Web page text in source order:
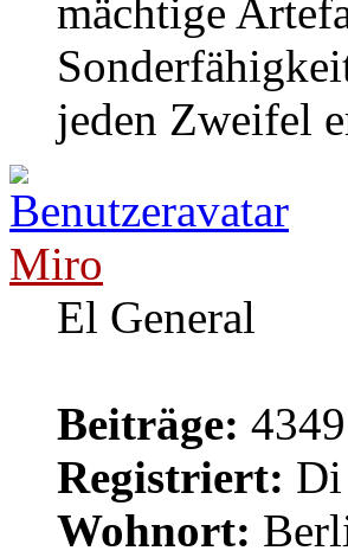
mächtige
jeden Zweifel
Miro
El General
Beiträge: 4349
Registriert:
Wohnort: